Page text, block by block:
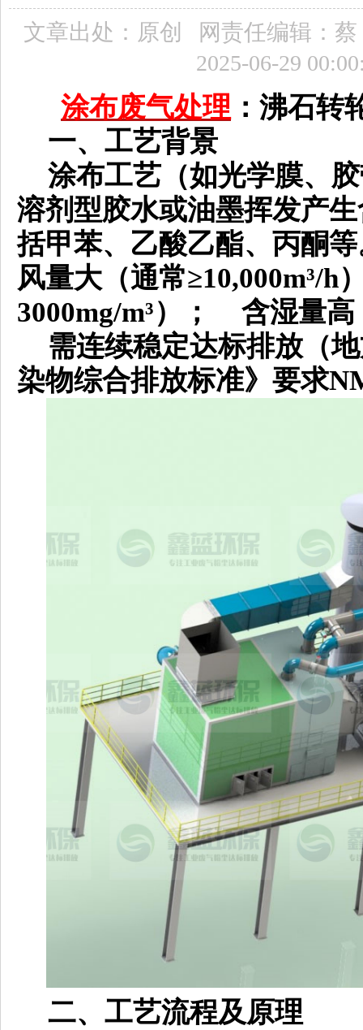
文章出处：原创
网责任编辑：蔡
2025-06-29
涂布废气处理 ：沸石转
一、工艺背景
涂布工艺（如光学膜、
溶剂型胶水或油墨挥发产
括甲苯、乙酸乙酯、丙酮
风量大（通常≥10,000m³/h
3000mg/m³）； 含湿量高
需连续稳定达标排放（
染物综合排放标准》要求
二、工艺流程及原理